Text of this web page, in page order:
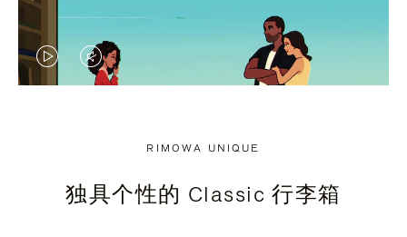
视
停，
视
音，
RIMOWA UNIQUE
独具个性的 Classic 行李箱